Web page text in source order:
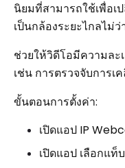
นิยมที่สามารถใช้เพื่อ
เป็นกล้องระยะไกลไม่
ช่วยให้วิดีโอมีความละ
เช่น การตรวจจับการ
ขั้นตอนการตั้งค่า:
เปิดแอป IP
เปิดแอป เลือกแท็